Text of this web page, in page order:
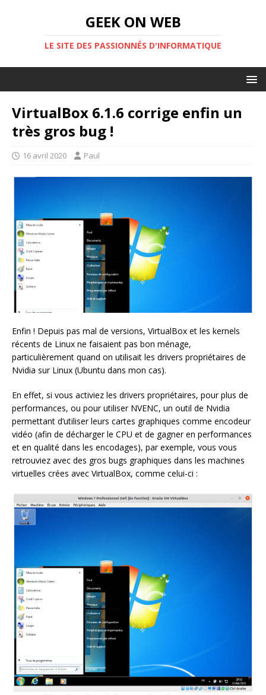
GEEK ON WEB
LE SITE DES PASSIONNÉS D'INFORMATIQUE
VirtualBox 6.1.6 corrige enfin un
très gros bug !
16 avril 2020 Paul
Enfin ! Depuis pas mal de versions, VirtualBox et les kernels
récents de Linux ne faisaient pas bon ménage,
particulièrement quand on utilisait les drivers propriétaires de
Nvidia sur Linux (Ubuntu dans mon cas).
En effet, si vous activiez les drivers propriétaires, pour plus de
performances, ou pour utiliser NVENC, un outil de Nvidia
permettant d’utiliser leurs cartes graphiques comme encodeur
vidéo (afin de décharger le CPU et de gagner en performances
et en qualité dans les encodages), par exemple, vous vous
retrouviez avec des gros bugs graphiques dans les machines
virtuelles crées avec VirtualBox, comme celui-ci :